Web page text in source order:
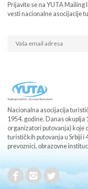
Prijavite se na YUTA Mailing
vesti nacionalne asocijacije
Nacionalna asocijacija
1954. godine. Danas
organizatori putovanja) koje
turističkih putovanja u Srbiji i
prevoznici, obrazovne